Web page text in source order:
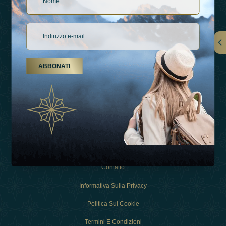
Collegamenti
Esperienza
Contatto
Informativa Sulla Privacy
Politica Sui Cookie
Termini E Condizioni
ABBONATI